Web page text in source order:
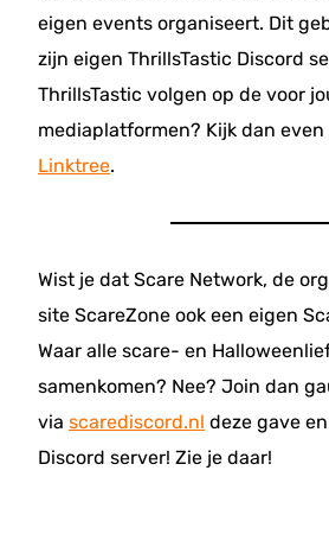
eigen events organiseert. Dit
zijn eigen ThrillsTastic Discord
ThrillsTastic volgen op de voor
mediaplatformen? Kijk dan even
Linktree.
Wist je dat Scare Network, de
site ScareZone ook een eigen
Waar alle scare- en
samenkomen? Nee? Join dan
via scarediscord.nl deze gave
Discord server! Zie je daar!